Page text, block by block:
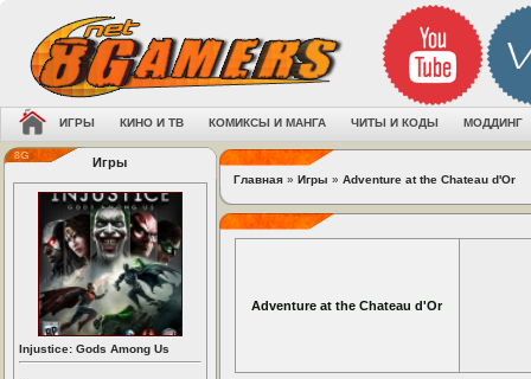
ИГРЫ КИНО И ТВ КОМИКСЫ И МАНГА ЧИТЫ И КОДЫ МОДДИНГ
Игры
Injustice: Gods Among Us
Главная » Игры » Adventure at the Chateau d'Or
Adventure at the Chateau d'Or